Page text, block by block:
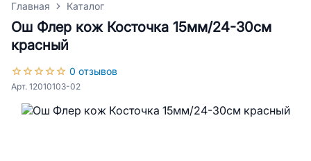
Главная Каталог
Ош Флер кож Косточка 15мм/24-30см
красный
0 отзывов
Арт. 12010103-02